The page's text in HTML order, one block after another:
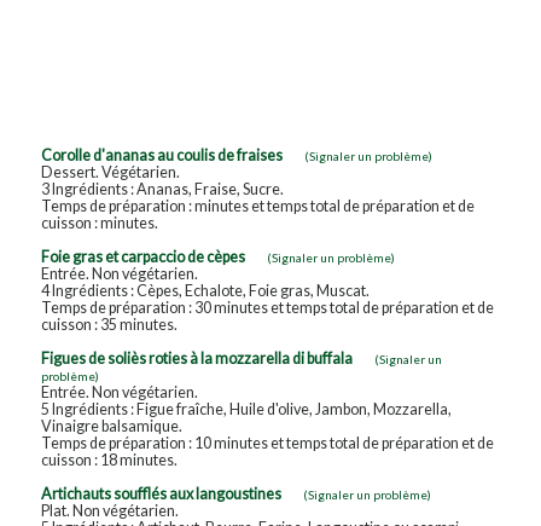
Corolle d'ananas au coulis de fraises (Signaler un problème)
Dessert. Végétarien.
3 Ingrédients : Ananas, Fraise, Sucre.
Temps de préparation : minutes et temps total de préparation et de
cuisson : minutes.
Foie gras et carpaccio de cèpes
(Signaler un problème)
Entrée. Non végétarien.
4 Ingrédients : Cèpes, Echalote, Foie gras, Muscat.
Temps de préparation : 30 minutes et temps total de préparation et de
cuisson : 35 minutes.
Figues de soliès roties à la mozzarella di buffala
(Signaler un
problème)
Entrée. Non végétarien.
5 Ingrédients : Figue fraîche, Huile d'olive, Jambon, Mozzarella,
Vinaigre balsamique.
Temps de préparation : 10 minutes et temps total de préparation et de
cuisson : 18 minutes.
Artichauts soufflés aux langoustines
(Signaler un problème)
Plat. Non végétarien.